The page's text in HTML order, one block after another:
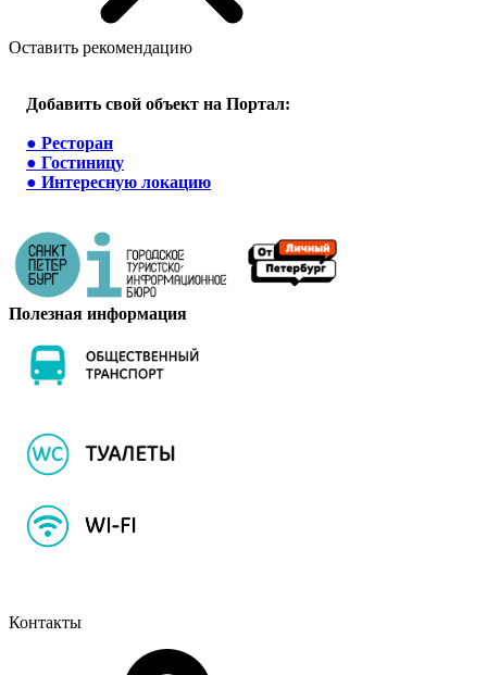
Оставить рекомендацию
Добавить свой объект на Портал:
● Ресторан
● Гостиницу
● Интересную локацию
Полезная информация
Контакты